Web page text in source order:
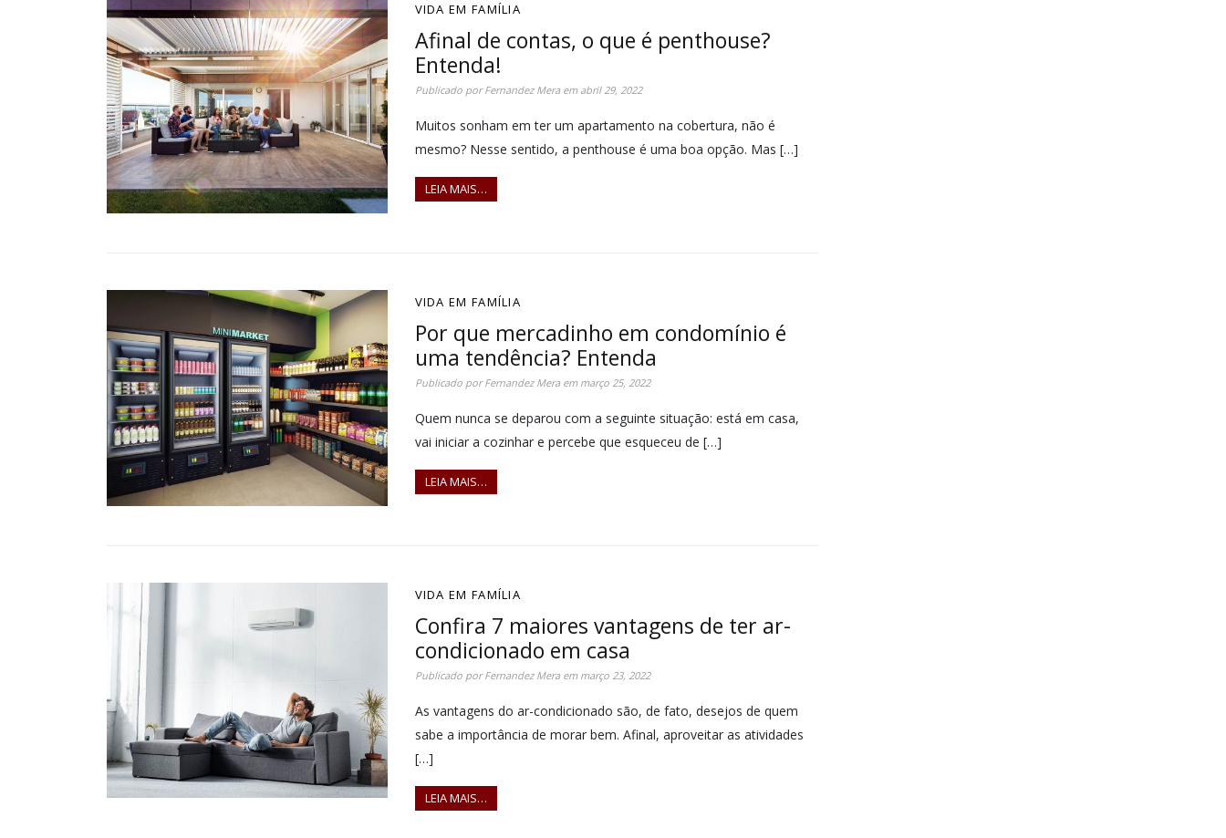
VIDA EM FAMÍLIA
Afinal de contas, o que é penthouse?
Entenda!
Publicado porFernandez Meraem abril 29, 2022
Muitos sonham em ter um apartamento na cobertura, não é
mesmo? Nesse sentido, a penthouse é uma boa opção. Mas […]
LEIA MAIS…
VIDA EM FAMÍLIA
Por que mercadinho em condomínio é
uma tendência? Entenda
Publicado porFernandez Meraem março 25, 2022
Quem nunca se deparou com a seguinte situação: está em casa,
vai iniciar a cozinhar e percebe que esqueceu de […]
LEIA MAIS…
VIDA EM FAMÍLIA
Confira 7 maiores vantagens de ter ar-
condicionado em casa
Publicado porFernandez Meraem março 23, 2022
As vantagens do ar-condicionado são, de fato, desejos de quem
sabe a importância de morar bem. Afinal, aproveitar as atividades
[…]
LEIA MAIS…